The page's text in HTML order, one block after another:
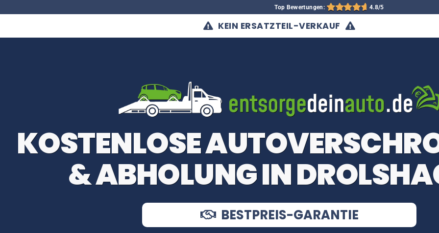
Top Bewertungen: 4.8/5
KEIN ERSATZTEIL-VERKAUF
KOSTENLOSE
& ABHOLUNG IN
BESTPREIS-GARANTIE